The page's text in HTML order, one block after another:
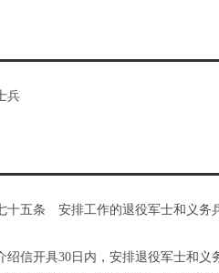
兵
十五条 安排工作的退役军士和义务
绍信开具30日内，安排退役军士和